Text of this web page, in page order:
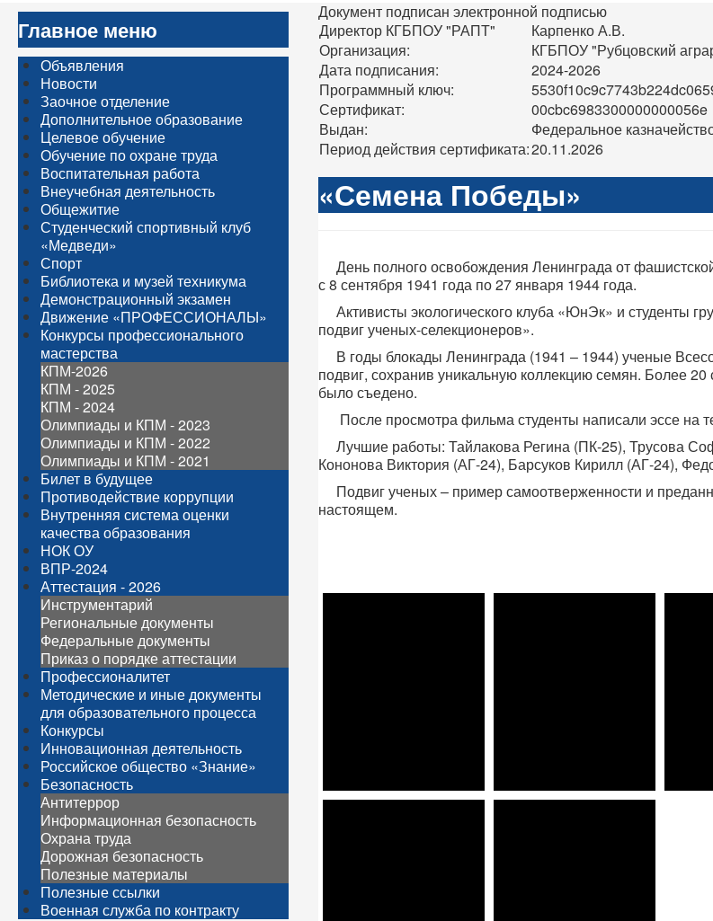
Главное меню
Объявления
Новости
Заочное отделение
Дополнительное образование
Целевое обучение
Обучение по охране труда
Воспитательная работа
Внеучебная деятельность
Общежитие
Студенческий спортивный клуб
«Медведи»
Спорт
Библиотека и музей техникума
Демонстрационный экзамен
Движение «ПРОФЕССИОНАЛЫ»
Конкурсы профессионального
мастерства
КПМ-2026
КПМ - 2025
КПМ - 2024
Олимпиады и КПМ - 2023
Олимпиады и КПМ - 2022
Олимпиады и КПМ - 2021
Билет в будущее
Противодействие коррупции
Внутренняя система оценки
качества образования
НОК ОУ
ВПР-2024
Аттестация - 2026
Инструментарий
Региональные документы
Федеральные документы
Приказ о порядке аттестации
Профессионалитет
Методические и иные документы
для образовательного процесса
Конкурсы
Инновационная деятельность
Российское общество «Знание»
Безопасность
Антитеррор
Информационная безопасность
Охрана труда
Дорожная безопасность
Полезные материалы
Полезные ссылки
Военная служба по контракту
Документ подписан электронной подписью
Директор КГБПОУ "РАПТ"
Карпенко А.В.
Организация:
КГБПОУ "Рубцовский
Дата подписания:
2024-2026
Программный ключ:
Сертификат:
00cbc6983300000000056e
Выдан:
Федеральное
Период действия сертификата:20.11.2026
«Семена Победы»
День полного освобождения Ленинграда от
с 8 сентября 1941 года по 27 января 1944 года.
Активисты экологического клуба «ЮнЭк» и студенты
подвиг ученых-селекционеров».
В годы блокады Ленинграда (1941 – 1944) ученые
подвиг, сохранив уникальную коллекцию семян. Более
было съедено.
После просмотра фильма студенты написали эссе на
Лучшие работы: Тайлакова Регина (ПК-25), Трусова
Кононова Виктория (АГ-24), Барсуков Кирилл (АГ-24),
Подвиг ученых – пример самоотверженности и
настоящем.